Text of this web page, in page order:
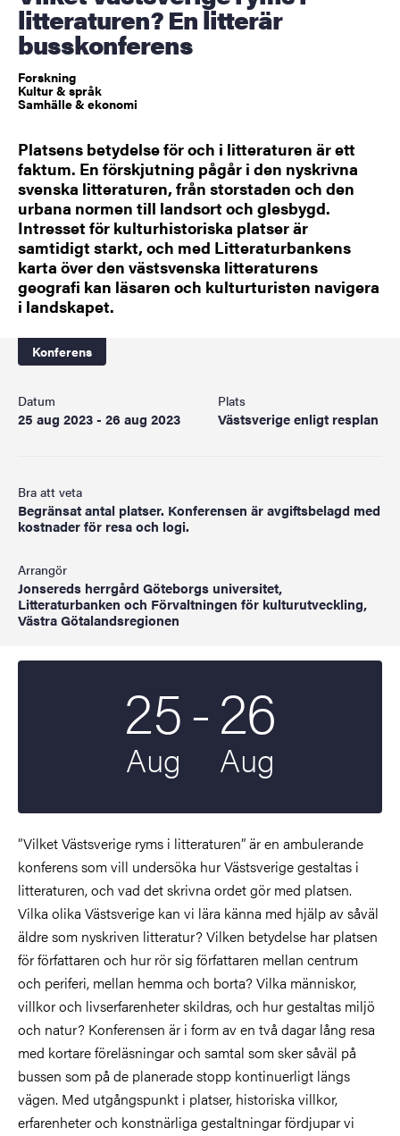
litteraturen? En litterär
busskonferens
Forskning
Kultur & språk
Samhälle & ekonomi
Platsens betydelse för och i litteraturen är ett
faktum. En förskjutning pågår i den nyskrivna
svenska litteraturen, från storstaden och den
urbana normen till landsort och glesbygd.
Intresset för kulturhistoriska platser är
samtidigt starkt, och med Litteraturbankens
karta över den västsvenska litteraturens
geografi kan läsaren och kulturturisten navigera
i landskapet.
Konferens
Datum
25 aug 2023 - 26 aug 2023
Plats
Västsverige enligt resplan
Bra att veta
Begränsat antal platser. Konferensen är avgiftsbelagd med
kostnader för resa och logi.
Arrangör
Jonsereds herrgård Göteborgs universitet,
Litteraturbanken och Förvaltningen för kulturutveckling,
Västra Götalandsregionen
25
Aug
Till
-26
Aug
”Vilket Västsverige ryms i litteraturen” är en ambulerande
konferens som vill undersöka hur Västsverigegestaltas i
litteraturen, och vad det skrivna ordet gör med platsen.
Vilka olika Västsverige kan vi lära känna med hjälp av såväl
äldre som nyskriven litteratur? Vilken betydelse har platsen
för författaren och hur rör sig författaren mellan centrum
och periferi, mellan hemma och borta? Vilka människor,
villkor och livserfarenheter skildras, och hur gestaltas miljö
och natur? Konferensen är i form av en två dagar lång resa
med kortare föreläsningar och samtal som sker såväl på
bussen som på de planerade stopp kontinuerligt längs
vägen. Med utgångspunkt i platser, historiska villkor,
erfarenheter och konstnärliga gestaltningar fördjupar vi